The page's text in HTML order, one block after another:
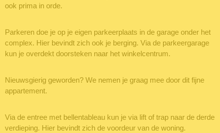
ook prima in orde.
Parkeren doe je op je eigen parkeerplaats in de garage onder het
complex. Hier bevindt zich ook je berging. Via de parkeergarage
kun je overdekt doorsteken naar het winkelcentrum.
Nieuwsgierig geworden? We nemen je graag mee door dit fijne
appartement.
Via de entree met bellentableau kun je via lift of trap naar de derde
verdieping. Hier bevindt zich de voordeur van de woning.